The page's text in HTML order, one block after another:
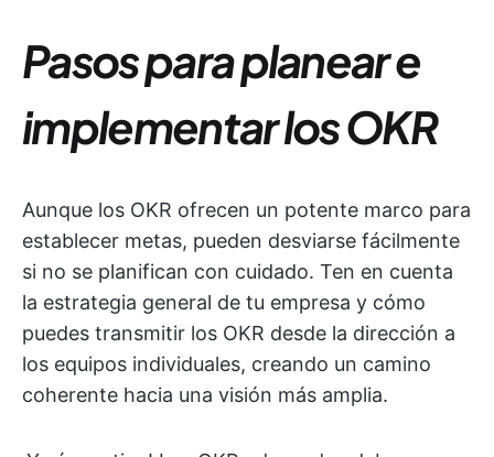
Pasos para planear e
implementar los OKR
Aunque los OKR ofrecen un potente marco para
establecer metas, pueden desviarse fácilmente
si no se planifican con cuidado. Ten en cuenta
la estrategia general de tu empresa y cómo
puedes transmitir los OKR desde la dirección a
los equipos individuales, creando un camino
coherente hacia una visión más amplia.